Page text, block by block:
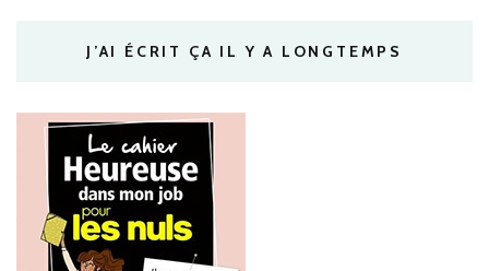
J’AI ÉCRIT ÇA IL Y A LONGTEMPS